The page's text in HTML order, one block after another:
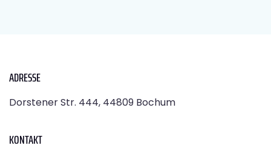
ADRESSE
Dorstener Str. 444, 44809 Bochum
KONTAKT